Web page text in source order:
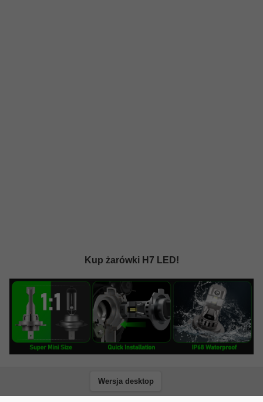
Kup żarówki H7 LED!
Wersja desktop